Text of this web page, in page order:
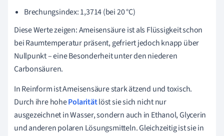
Brechungsindex: 1,3714 (bei 20 °C)
Diese Werte zeigen: Ameisensäure ist als Flüssigkeit schon
bei Raumtemperatur präsent, gefriert jedoch knapp über
Nullpunkt – eine Besonderheit unter den niederen
Carbonsäuren.
In Reinform ist Ameisensäure stark ätzend und toxisch.
Durch ihre hohePolaritätlöst sie sich nicht nur
ausgezeichnet in Wasser, sondern auch in Ethanol, Glycerin
und anderen polaren Lösungsmitteln. Gleichzeitig ist sie in